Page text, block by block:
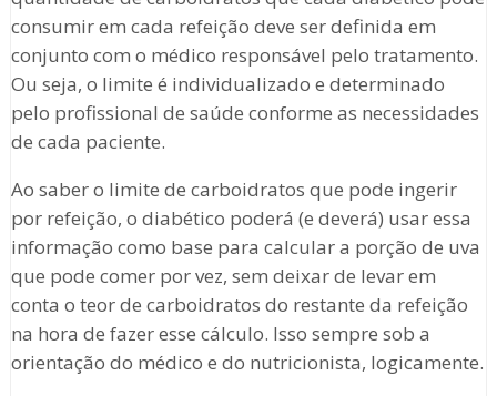
consumir em cada refeição deve ser definida em
conjunto com o médico responsável pelo tratamento.
Ou seja, o limite é individualizado e determinado
pelo profissional de saúde conforme as necessidades
de cada paciente.
Ao saber o limite de carboidratos que pode ingerir
por refeição, o diabético poderá (e deverá) usar essa
informação como base para calcular a porção de uva
que pode comer por vez, sem deixar de levar em
conta o teor de carboidratos do restante da refeição
na hora de fazer esse cálculo. Isso sempre sob a
orientação do médico e do nutricionista, logicamente.